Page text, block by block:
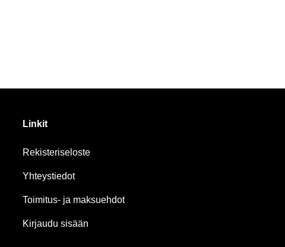
Linkit
Rekisteriseloste
Yhteystiedot
Toimitus- ja maksuehdot
Kirjaudu sisään